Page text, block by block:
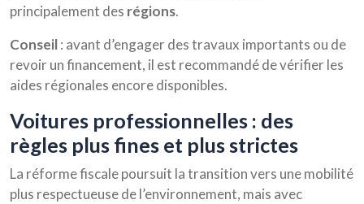
principalement des régions.
Conseil: avant d’engager des travaux importants ou de
revoir un financement, il est recommandé de vérifier les
aides régionales encore disponibles.
voitures professionnelles : des
règles plus fines et plus strictes
La réforme fiscale poursuit la transition vers une mobilité
plus respectueuse de l’environnement, mais avec